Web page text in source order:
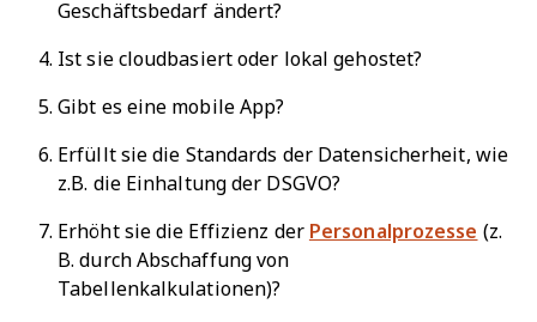
Geschäftsbedarf ändert?
Ist sie cloudbasiert oder lokal gehostet?
Gibt es eine mobile App?
Erfüllt sie die Standards der Datensicherheit, wie
z.B. die Einhaltung der DSGVO?
Erhöht sie die Effizienz der Personalprozesse (z.
B. durch Abschaffung von
Tabellenkalkulationen)?